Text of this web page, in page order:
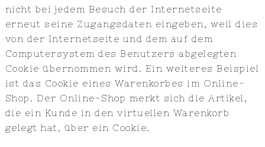
nicht bei jedem Besuch der Internetseite
erneut seine Zugangsdaten eingeben, weil dies
von der Internetseite und dem auf dem
Computersystem des Benutzers abgelegten
Cookie übernommen wird. Ein weiteres Beispiel
ist das Cookie eines Warenkorbes im Online-
Shop. Der Online-Shop merkt sich die Artikel,
die ein Kunde in den virtuellen Warenkorb
gelegt hat, über ein Cookie.